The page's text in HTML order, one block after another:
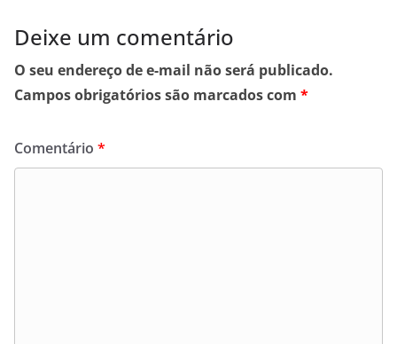
Deixe um comentário
O seu endereço de e-mail não será publicado.
Campos obrigatórios são marcados com *
Comentário *